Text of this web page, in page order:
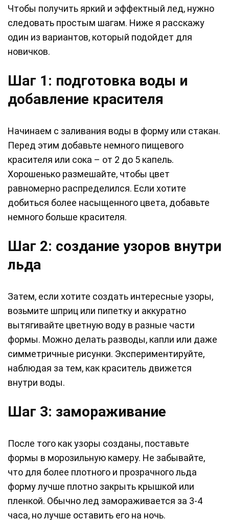
Чтобы получить яркий и эффектный лед, нужно
следовать простым шагам. Ниже я расскажу
один из вариантов, который подойдет для
новичков.
Шаг 1: подготовка воды и
добавление красителя
Начинаем с заливания воды в форму или стакан.
Перед этим добавьте немного пищевого
красителя или сока – от 2 до 5 капель.
Хорошенько размешайте, чтобы цвет
равномерно распределился. Если хотите
добиться более насыщенного цвета, добавьте
немного больше красителя.
Шаг 2: создание узоров внутри
льда
Затем, если хотите создать интересные узоры,
возьмите шприц или пипетку и аккуратно
вытягивайте цветную воду в разные части
формы. Можно делать разводы, капли или даже
симметричные рисунки. Экспериментируйте,
наблюдая за тем, как краситель движется
внутри воды.
Шаг 3: замораживание
После того как узоры созданы, поставьте
формы в морозильную камеру. Не забывайте,
что для более плотного и прозрачного льда
форму лучше плотно закрыть крышкой или
пленкой. Обычно лед замораживается за 3-4
часа, но лучше оставить его на ночь.